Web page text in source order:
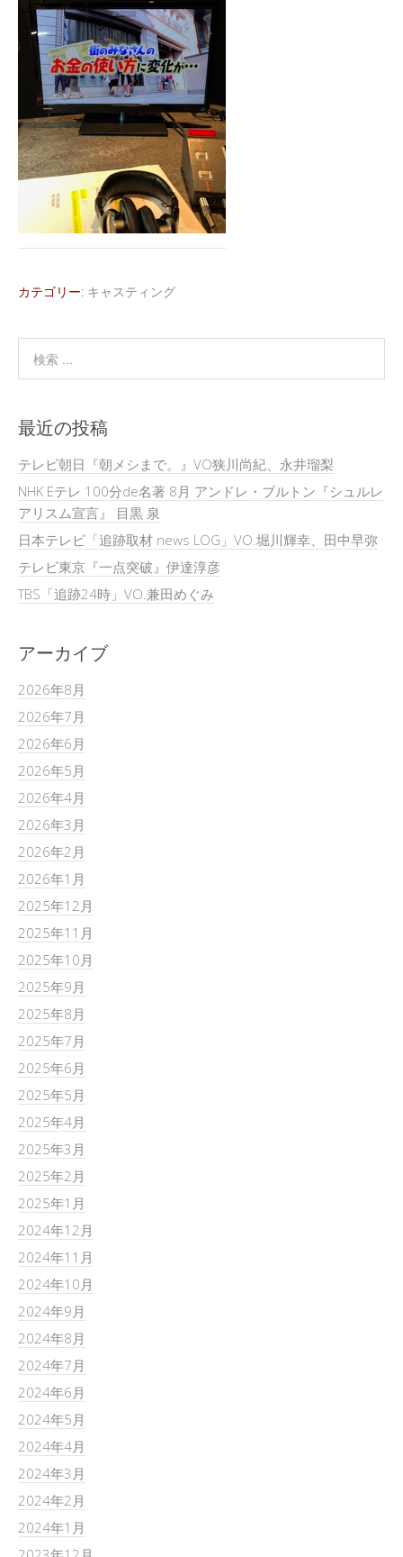
カテゴリー: キャスティング
最近の投稿
テレビ朝日『朝メシまで。』VO狭川尚紀、永井瑠梨
NHK Eテレ 100分de名著 8月 アンドレ・ブルトン『シュルレ
アリスム宣言』 目黒 泉
日本テレビ「追跡取材 news LOG」VO.堀川輝幸、田中早弥
テレビ東京『一点突破』伊達淳彦
TBS「追跡24時」VO.兼田めぐみ
アーカイブ
2026年8月
2026年7月
2026年6月
2026年5月
2026年4月
2026年3月
2026年2月
2026年1月
2025年12月
2025年11月
2025年10月
2025年9月
2025年8月
2025年7月
2025年6月
2025年5月
2025年4月
2025年3月
2025年2月
2025年1月
2024年12月
2024年11月
2024年10月
2024年9月
2024年8月
2024年7月
2024年6月
2024年5月
2024年4月
2024年3月
2024年2月
2024年1月